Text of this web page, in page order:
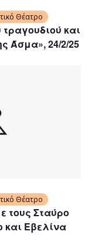
και
Άσμα», 24/2/25
Θέατρο
τους Σταύρο
Εβελίνα
Θέατρο